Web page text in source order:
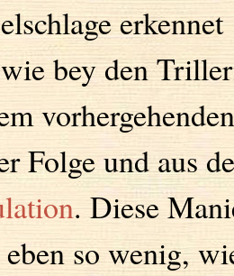
erkennet
bey den
Folge und aus
. Diese
so wenig,